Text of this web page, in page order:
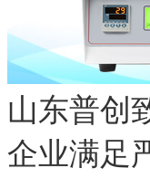
山东普创
企业满足